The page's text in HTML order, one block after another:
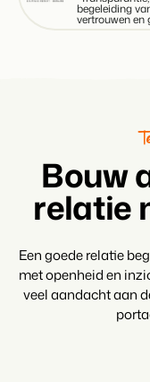
Voor
Ontdek de
Ontdek de
Groepen.
begeleiding
vertrouwen en
Bouw
relatie
Een goede relatie
met openheid en
veel aandacht aan